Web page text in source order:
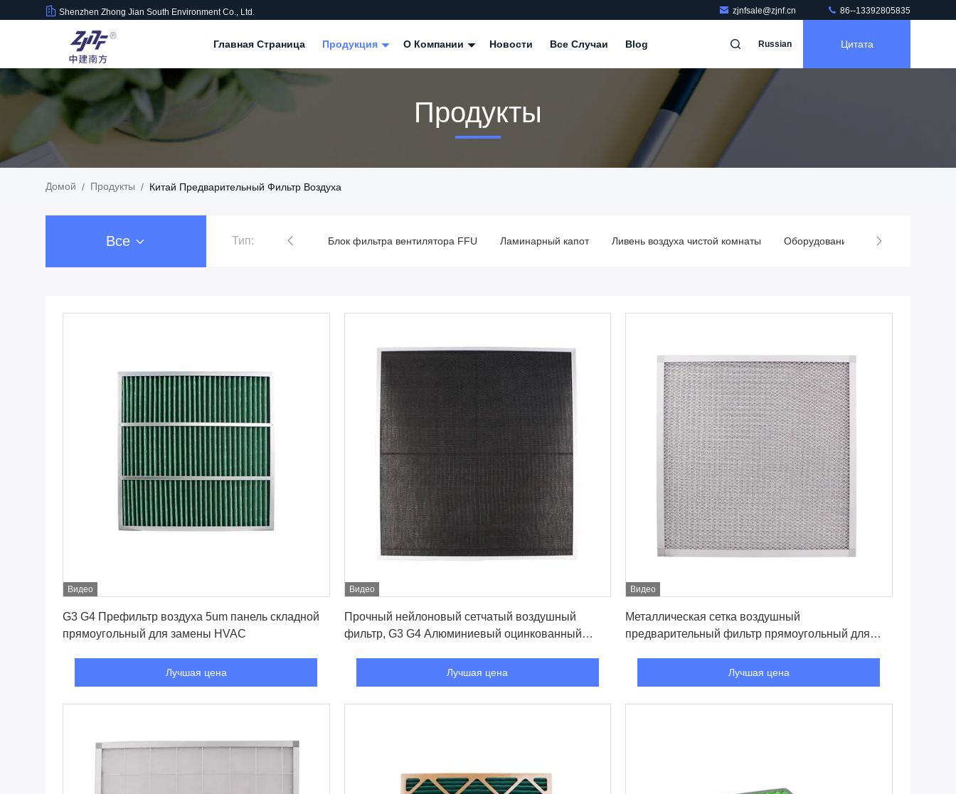
Shenzhen Zhong Jian South Environment Co., Ltd. zjnfsale@zjnf.cn 86--13392805835
Главная Страница Продукция О Компании Новости Все Случаи Blog Russian Цитата
Продукты
Домой / Продукты / Китай Предварительный Фильтр Воздуха
Все Тип: Блок фильтра вентилятора FFU Ламинарный капот Ливень воздуха чистой комнаты Оборудование для чистых
Видео
G3 G4 Префильтр воздуха 5um панель складной
прямоугольный для замены HVAC
Лучшая цена
Видео
Прочный нейлоновый сетчатый воздушный
фильтр, G3 G4 Алюминиевый оцинкованный
Лучшая цена
Видео
Металлическая сетка воздушный
предварительный фильтр прямоугольный для
Лучшая цена